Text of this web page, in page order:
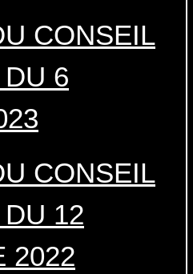
CONSEIL
6
CONSEIL
12
2022